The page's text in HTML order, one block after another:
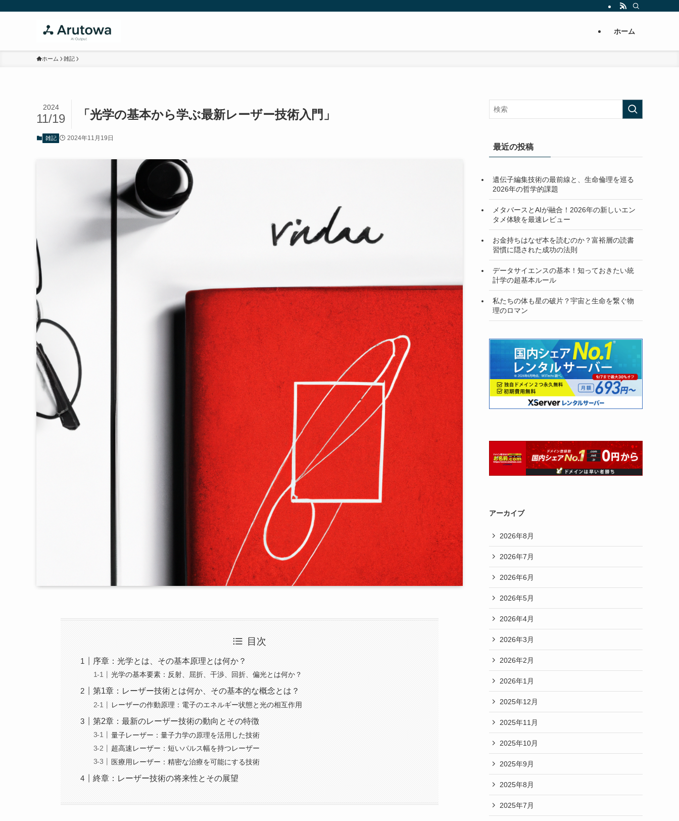
ホーム
ホーム 雑記
「光学の基本から学ぶ最新レーザー技術入門」
2024
11/19
雑記 2024年11月19日
目次
序章：光学とは、その基本原理とは何か？
光学の基本要素：反射、屈折、干渉、回折、偏光とは何か？
第1章：レーザー技術とは何か、その基本的な概念とは？
レーザーの作動原理：電子のエネルギー状態と光の相互作用
第2章：最新のレーザー技術の動向とその特徴
量子レーザー：量子力学の原理を活用した技術
超高速レーザー：短いパルス幅を持つレーザー
医療用レーザー：精密な治療を可能にする技術
終章：レーザー技術の将来性とその展望
最近の投稿
遺伝子編集技術の最前線と、生命倫理を巡る
2026年の哲学的課題
メタバースとAIが融合！2026年の新しいエン
タメ体験を最速レビュー
お金持ちはなぜ本を読むのか？富裕層の読書
習慣に隠された成功の法則
データサイエンスの基本！知っておきたい統
計学の超基本ルール
私たちの体も星の破片？宇宙と生命を繋ぐ物
理のロマン
アーカイブ
2026年8月
2026年7月
2026年6月
2026年5月
2026年4月
2026年3月
2026年2月
2026年1月
2025年12月
2025年11月
2025年10月
2025年9月
2025年8月
2025年7月